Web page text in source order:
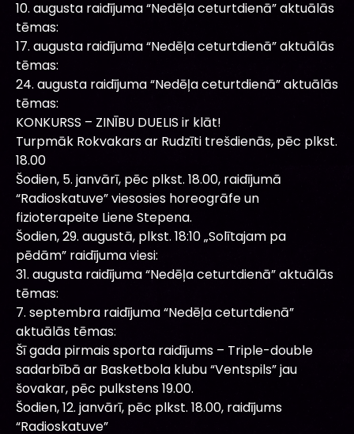
10. augusta raidījuma “Nedēļa ceturtdienā” aktuālās
tēmas:
17. augusta raidījuma “Nedēļa ceturtdienā” aktuālās
tēmas:
24. augusta raidījuma “Nedēļa ceturtdienā” aktuālās
tēmas:
KONKURSS – ZINĪBU DUELIS ir klāt!
Turpmāk Rokvakars ar Rudzīti trešdienās, pēc plkst.
18.00
Šodien, 5. janvārī, pēc plkst. 18.00, raidījumā
“Radioskatuve” viesosies horeogrāfe un
fizioterapeite Liene Stepena.
Šodien, 29. augustā, plkst. 18:10 „Solītajam pa
pēdām” raidījuma viesi:
31. augusta raidījuma “Nedēļa ceturtdienā” aktuālās
tēmas:
7. septembra raidījuma “Nedēļa ceturtdienā”
aktuālās tēmas:
Šī gada pirmais sporta raidījums – Triple-double
sadarbībā ar Basketbola klubu “Ventspils” jau
šovakar, pēc pulkstens 19.00.
Šodien, 12. janvārī, pēc plkst. 18.00, raidījums
“Radioskatuve”